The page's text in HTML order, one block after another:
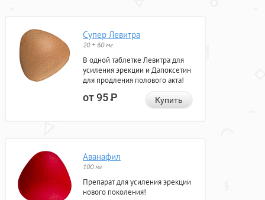
Супер Левитра
20 + 60 мг
В одной таблетке Левитра для
усиления эрекции и Дапоксетин
для продления полового акта!
от 95Р Купить
Аванафил
100 мг
Препарат для усиления эрекции
нового поколения!